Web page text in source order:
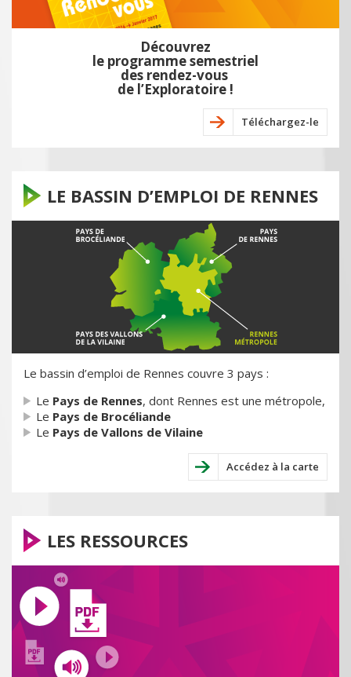
Découvrez
le programme semestriel
des rendez-vous
de l’Exploratoire !
Téléchargez-le
LE BASSIN D’EMPLOI DE RENNES
Le bassin d’emploi de Rennes couvre 3 pays :
Le Pays de Rennes, dont Rennes est une métropole,
Le Pays de Brocéliande
Le Pays de Vallons de Vilaine
Accédez à la carte
LES RESSOURCES